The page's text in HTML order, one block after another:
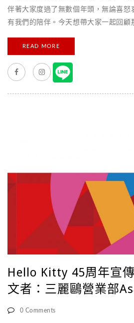
伴著大家度過了無數個年頭，無論喜怒
有我們的陪伴。今天想帶大家一起回顧
企鵝，喜歡惡作劇的他擁有很多好朋友
個有義氣的好夥伴喔！ 有著標誌性大
高手！家族成員有爸爸、媽媽、一個
猴子男孩－淘氣猴！ 個子嬌小的淘氣
０根香蕉呢！ 看完這麼多７０年代的
勾起大家的兒時回憶呢？ 小編以前最
託媽媽買了好多大眼蛙的文具用品呢
三麗鷗寶物呢？記得在粉絲團留言跟我
READ MORE
Hello Kitty 45周年宣
文者：三麗鷗營業部
0 Comments